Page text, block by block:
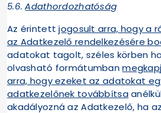
5.6.Adathordozhatóság
Az érintettjogosult arra, hogy a
az Adatkezelő rendelkezésére
adatokat tagolt, széles körben
olvasható formátumban
arra, hogy ezeket az adatokat
adatkezelőnek továbbítsa
akadályozná az Adatkezelő, ha